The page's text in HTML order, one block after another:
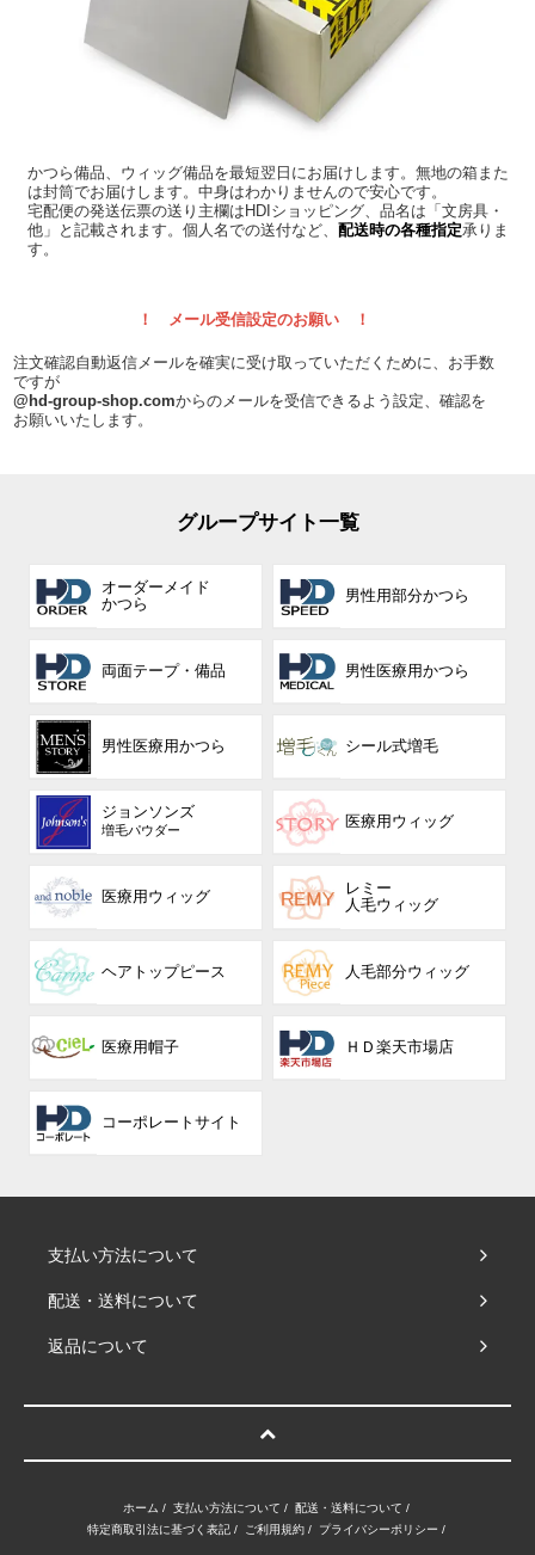
かつら備品、ウィッグ備品を最短翌日にお届けします。無地の箱また
は封筒でお届けします。中身はわかりませんので安心です。
宅配便の発送伝票の送り主欄はHDIショッピング、品名は「文房具・
他」と記載されます。個人名での送付など、 配送時の各種指定承りま
す。
！ メール受信設定のお願い ！
注文確認自動返信メールを確実に受け取っていただくために、お手数
ですが
@hd-group-shop.comからのメールを受信できるよう設定、確認を
お願いいたします。
グループサイト一覧
オーダーメイド
かつら
男性用部分かつら
両面テープ・備品 男性医療用かつら
男性医療用かつら シール式増毛
ジョンソンズ
増毛パウダー 医療用ウィッグ
医療用ウィッグ
レミー
人毛ウィッグ
ヘアトップピース 人毛部分ウィッグ
医療用帽子 ＨＤ楽天市場店
コーポレート サイト
支払い方法について
配送・送料について
返品について
ホーム / 支払い方法について / 配送・送料について /
特定商取引法に基づく表記/ ご利用規約/ プライバシーポリシー /